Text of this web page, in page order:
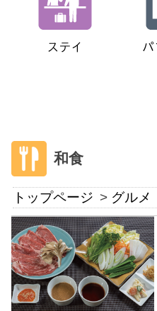
和食
トップページ グルメ